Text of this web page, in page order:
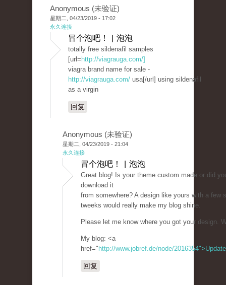
Anonymous (未验证)
星期二, 04/23/2019 - 17:02
永久连接
冒个泡吧！ | 泡泡
totally free sildenafil samples
[url= http://viagrauga.com/]
viagra brand name for sale -
http://viagrauga.com/ usa[/url] using sildenafil
as a virgin
回复
Anonymous (未验证)
星期二, 04/23/2019 - 21:04
永久连接
冒个泡吧！ | 泡泡
Great blog! Is your theme custom made or did
download it
from somewhere? A design like yours with a few
tweeks would really make my blog shine.
Please let me know where you got your design.
My blog: <a
href=" http://www.jobref.de/node/2016354">Update
回复